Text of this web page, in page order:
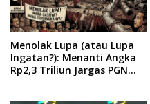
Menolak Lupa (atau Lupa
Ingatan?): Menanti Angka
Rp2,3 Triliun Jargas PGN